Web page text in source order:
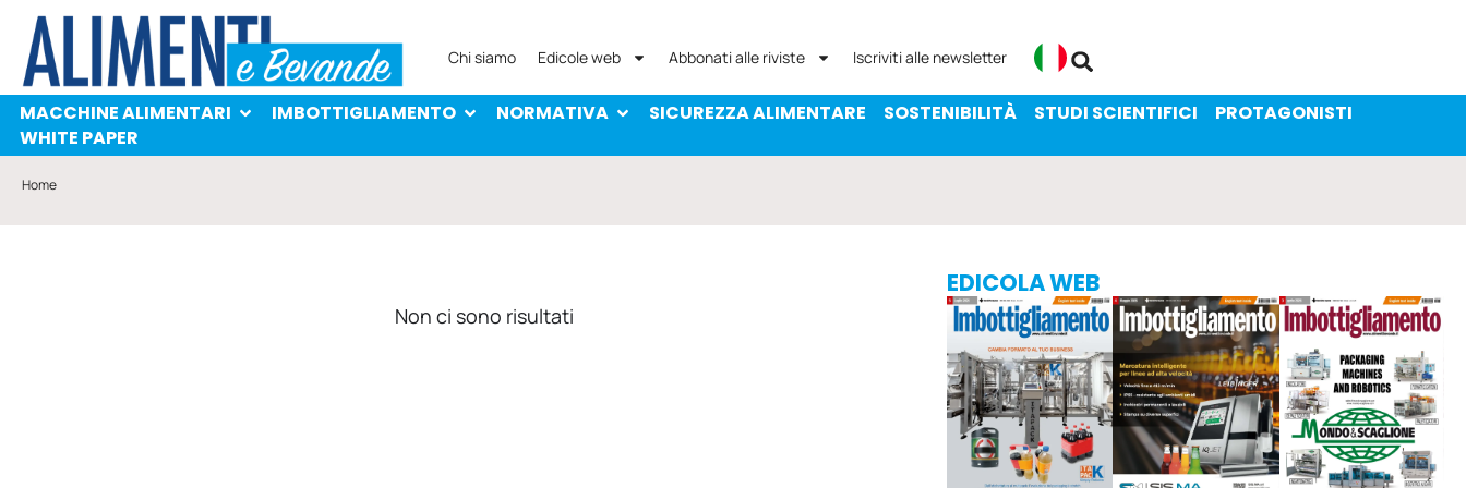
MACCHINE ALIMENTARI
PROTAGONISTI
WHITE PAPER
Chi siamo Edicole web Abbonati alle riviste Iscriviti alle newsletter
MACCHINE ALIMENTARI IMBOTTIGLIAMENTO NORMATIVA SICUREZZA ALIMENTARE SOSTENIBILITÀ STUDI SCIENTIFICI
PROTAGONISTI
WHITE PAPER
Home
Non ci sono risultati
EDICOLA WEB